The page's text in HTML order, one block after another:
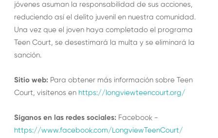
jóvenes asuman la responsabilidad de sus acciones,
reduciendo así el delito juvenil en nuestra comunidad.
Una vez que el joven haya completado el programa
Teen Court, se desestimará la multa y se eliminará la
sanción.
Sitio web:Para obtener más información sobre Teen
Court, visítenos en https://longviewteencourt.org/
Síganos en las redes sociales:Facebook -
https://www.facebook.com/LongviewTeenCourt/